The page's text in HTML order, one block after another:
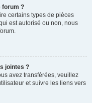
forum ?
certains types de pièces
est autorisé ou non, nous
jointes ?
avez transférées, veuillez
et suivre les liens vers